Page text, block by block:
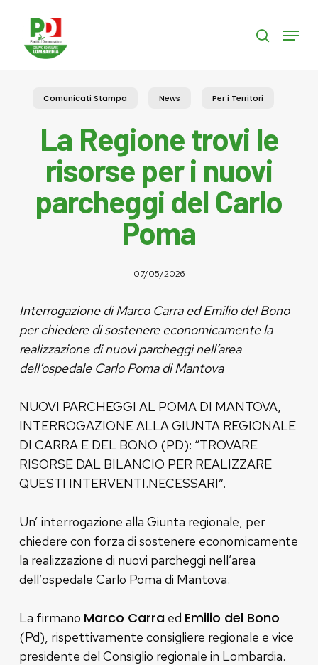
content
search
Menu
Comunicati Stampa News Per i Territori
La Regione trovi le
risorse per i nuovi
parcheggi del Carlo
Poma
07/05/2026
Interrogazione di Marco Carra ed Emilio del Bono
per chiedere di sostenere economicamente la
realizzazione di nuovi parcheggi nell’area
dell’ospedale Carlo Poma di Mantova
NUOVI PARCHEGGI AL POMA DI MANTOVA,
INTERROGAZIONE ALLA GIUNTA REGIONALE
DI CARRA E DEL BONO (PD): “TROVARE
RISORSE DAL BILANCIO PER REALIZZARE
QUESTI INTERVENTI.NECESSARI”.
Un’ interrogazione alla Giunta regionale, per
chiedere con forza di sostenere economicamente
la realizzazione di nuovi parcheggi nell’area
dell’ospedale Carlo Poma di Mantova.
La firmano Marco Carraed Emilio del Bono
(Pd), rispettivamente consigliere regionale e vice
presidente del Consiglio regionale in Lombardia.